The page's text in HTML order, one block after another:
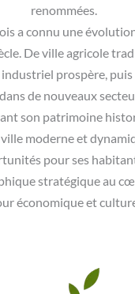
renommées.
a connu une
De ville agricole
prospère, puis
de nouveaux
son patrimoine
moderne et
pour ses
stratégique au
économique et